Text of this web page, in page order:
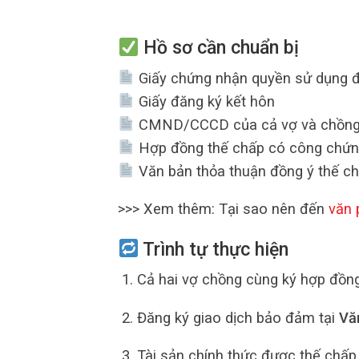
Hồ sơ cần chuẩn bị
Giấy chứng nhận quyền sử dụng
Giấy đăng ký kết hôn
CMND/CCCD của cả vợ và
Hợp đồng thế chấp có công
Văn bản thỏa thuận đồng ý thế
>>> Xem thêm: Tại sao nên đến văn
Trình tự thực hiện
Cả hai vợ chồng cùng ký hợp
Đăng ký giao dịch bảo đảm tại
Tài sản chính thức được thế